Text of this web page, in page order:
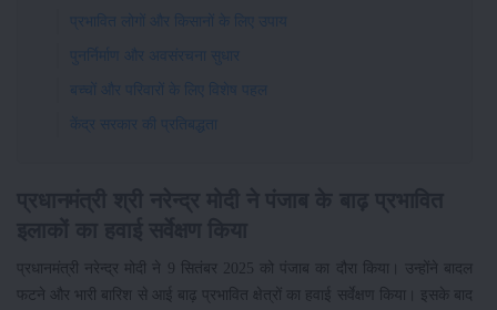
प्रभावित लोगों और किसानों के लिए उपाय
पुनर्निर्माण और अवसंरचना सुधार
बच्चों और परिवारों के लिए विशेष पहल
केंद्र सरकार की प्रतिबद्धता
प्रधानमंत्री नरेन्द्र मोदी ने 9 सितंबर 2025 को पंजाब का दौरा किया। उन्होंने बादल
फटने और भारी बारिश से आई बाढ़ प्रभावित क्षेत्रों का हवाई सर्वेक्षण किया। इसके बाद